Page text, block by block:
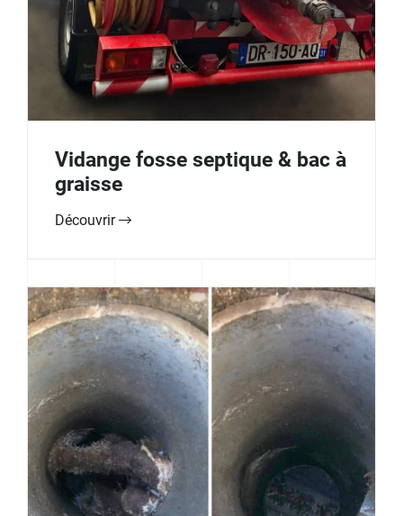
Vidange fosse septique & bac à
graisse
Découvrir